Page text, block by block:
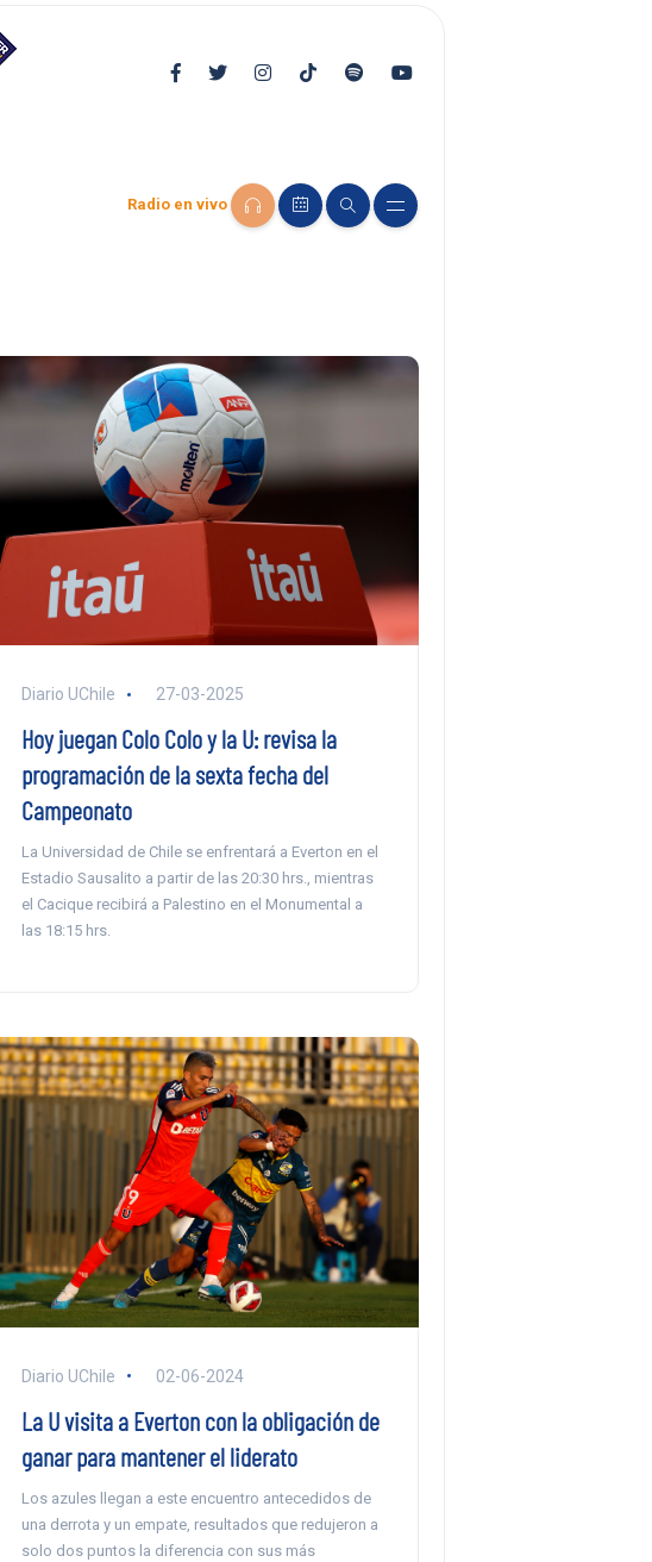
Radio en vivo
Diario UChile 27-03-2025
Hoy juegan Colo Colo y la U: revisa la
programación de la sexta fecha del
Campeonato
La Universidad de Chile se enfrentará a Everton en el
Estadio Sausalito a partir de las 20:30 hrs., mientras
el Cacique recibirá a Palestino en el Monumental a
las 18:15 hrs.
Diario UChile 02-06-2024
La U visita a Everton con la obligación de
ganar para mantener el liderato
Los azules llegan a este encuentro antecedidos de
una derrota y un empate, resultados que redujeron a
solo dos puntos la diferencia con sus más